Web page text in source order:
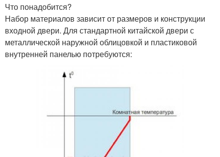
Что понадобится?
Набор материалов зависит от размеров и конструкции
входной двери. Для стандартной китайской двери с
металлической наружной облицовкой и пластиковой
внутренней панелью потребуются: